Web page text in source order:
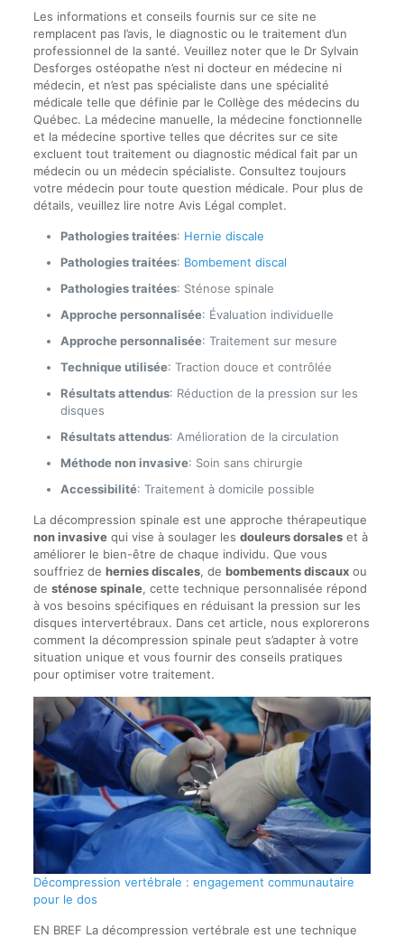
Les informations et conseils fournis sur ce site ne
remplacent pas l’avis, le diagnostic ou le traitement d’un
professionnel de la santé. Veuillez noter que le Dr Sylvain
Desforges ostéopathe n’est ni docteur en médecine ni
médecin, et n’est pas spécialiste dans une spécialité
médicale telle que définie par le Collège des médecins du
Québec. La médecine manuelle, la médecine fonctionnelle
et la médecine sportive telles que décrites sur ce site
excluent tout traitement ou diagnostic médical fait par un
médecin ou un médecin spécialiste. Consultez toujours
votre médecin pour toute question médicale. Pour plus de
détails, veuillez lire notre Avis Légal complet.
Pathologies traitées: Hernie discale
Pathologies traitées: Bombement discal
Pathologies traitées: Sténose spinale
Approche personnalisée: Évaluation individuelle
Approche personnalisée: Traitement sur mesure
Technique utilisée: Traction douce et contrôlée
Résultats attendus: Réduction de la pression sur les
disques
Résultats attendus: Amélioration de la circulation
Méthode non invasive: Soin sans chirurgie
Accessibilité: Traitement à domicile possible
La décompression spinale est une approche thérapeutique
non invasivequi vise à soulager les douleurs dorsaleset à
améliorer le bien-être de chaque individu. Que vous
souffriez de hernies discales, de bombements discauxou
de sténose spinale, cette technique personnalisée répond
à vos besoins spécifiques en réduisant la pression sur les
disques intervertébraux. Dans cet article, nous explorerons
comment la décompression spinale peut s’adapter à votre
situation unique et vous fournir des conseils pratiques
pour optimiser votre traitement.
Décompression vertébrale : engagement communautaire
pour le dos
EN BREF La décompression vertébrale est une technique